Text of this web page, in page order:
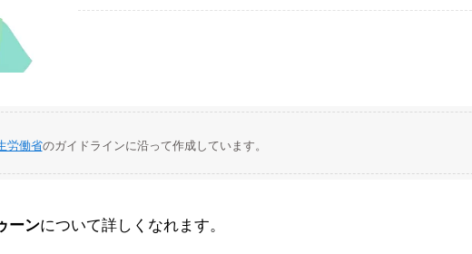
労働省のガイドラインに沿って作成しています。
ーンについて詳しくなれます。